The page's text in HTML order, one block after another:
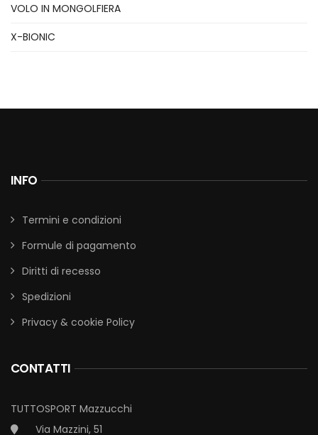
VOLO IN MONGOLFIERA
X-BIONIC
INFO
Termini e condizioni
Formule di pagamento
Diritti di recesso
Spedizioni
Privacy & cookie Policy
CONTATTI
TUTTOSPORT Mazzucchi
Via Mazzini, 51